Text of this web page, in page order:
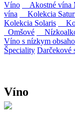
Víno Akostné vína
vína
Kolekcia
Kolekcia Solaris
Omšové
Víno s nízkym
Špeciality Darčekové
Víno